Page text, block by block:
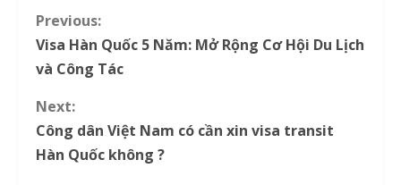
C
o
n
t
Previous:
Visa Hàn Quốc 5 Năm: Mở Rộng Cơ Hội Du Lịch
và Công Tác
Next:
Công dân Việt Nam có cần xin visa transit
Hàn Quốc không ?